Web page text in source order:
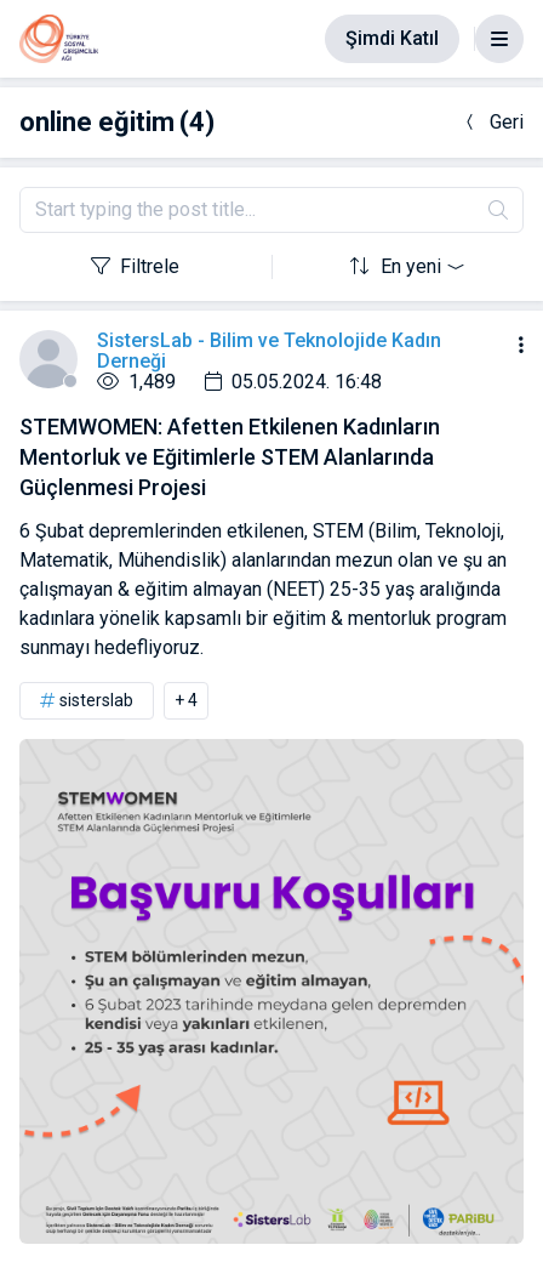
Şimdi Katıl
online eğitim (4) Geri
Filtrele En yeni
SistersLab - Bilim ve Teknolojide Kadın
Derneği
1,489
05.05.2024. 16:48
STEMWOMEN: Afetten Etkilenen Kadınların
Mentorluk ve Eğitimlerle STEM Alanlarında
Güçlenmesi Projesi
6 Şubat depremlerinden etkilenen, STEM (Bilim, Teknoloji,
Matematik, Mühendislik) alanlarından mezun olan ve şu an
çalışmayan & eğitim almayan (NEET) 25-35 yaş aralığında
kadınlara yönelik kapsamlı bir eğitim & mentorluk program
sunmayı hedefliyoruz.
sisterslab + 4